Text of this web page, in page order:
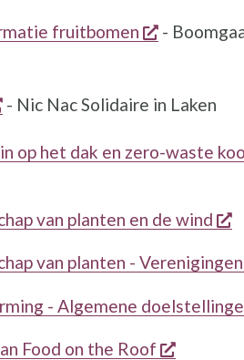
nieuw venster
fruitbomen opent een
-
opent een nieuw venster
- Nic Nac Solidaire in Laken
op het dak en zero-waste
van planten en de wind
van planten - Verenigingen
- Algemene
Food on the Roof opent